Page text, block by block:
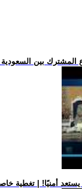
المشترك بين السعودية
يستعد أمنيًا! | تغطية